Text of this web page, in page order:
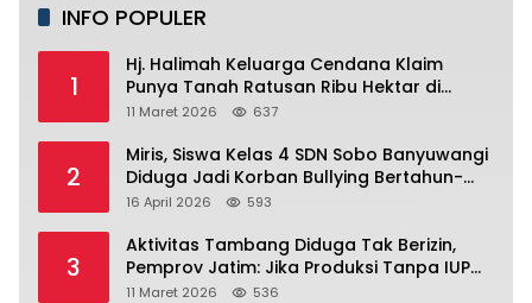
INFO POPULER
1
Hj. Halimah Keluarga Cendana Klaim
Punya Tanah Ratusan Ribu Hektar di
Banyuwangi.
11 Maret 2026 637
2
Miris, Siswa Kelas 4 SDN Sobo Banyuwangi
Diduga Jadi Korban Bullying Bertahun-
tahun, Terjadi di Depan Masjid Perumahan
16 April 2026 593
3
Aktivitas Tambang Diduga Tak Berizin,
Pemprov Jatim: Jika Produksi Tanpa IUP
Itu Pelanggaran Hukum
11 Maret 2026 536